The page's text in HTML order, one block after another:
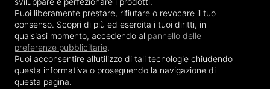
Puoi liberamente prestare, rifiutare o revocare il tuo
consenso. Scopri di più ed esercita i tuoi diritti, in
qualsiasi momento, accedendo al pannello delle
preferenze pubblicitarie.
Puoi acconsentire all’utilizzo di tali tecnologie chiudendo
questa informativa o proseguendo la navigazione di
questa pagina.